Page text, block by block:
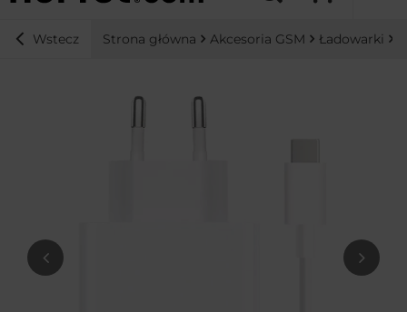
Wstecz Strona główna Akcesoria GSM Ładowarki